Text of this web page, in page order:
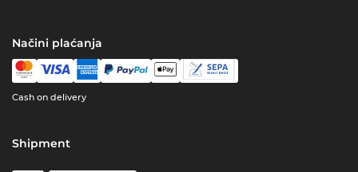
Načini plaćanja
Cash on delivery
Shipment